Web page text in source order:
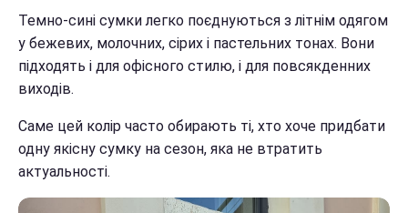
Темно-сині сумки легко поєднуються з літнім одягом
у бежевих, молочних, сірих і пастельних тонах. Вони
підходять і для офісного стилю, і для повсякденних
виходів.
Саме цей колір часто обирають ті, хто хоче придбати
одну якісну сумку на сезон, яка не втратить
актуальності.